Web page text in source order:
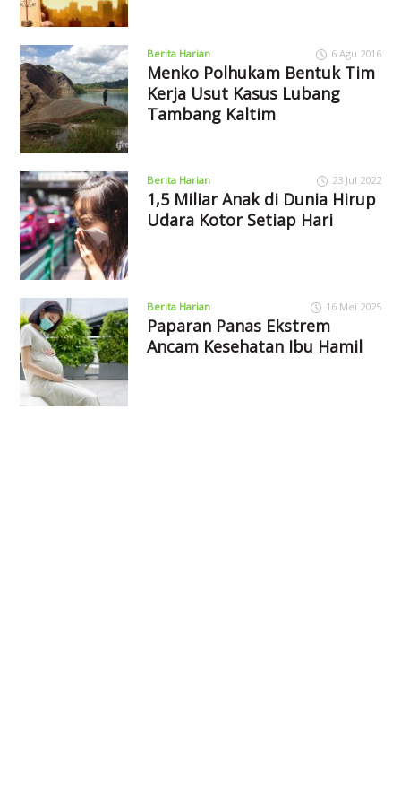
Berita Harian 6 Agu 2016
Menko Polhukam Bentuk Tim
Kerja Usut Kasus Lubang
Tambang Kaltim
Berita Harian 23 Jul 2022
1,5 Miliar Anak di Dunia Hirup
Udara Kotor Setiap Hari
Berita Harian 16 Mei 2025
Paparan Panas Ekstrem
Ancam Kesehatan Ibu Hamil